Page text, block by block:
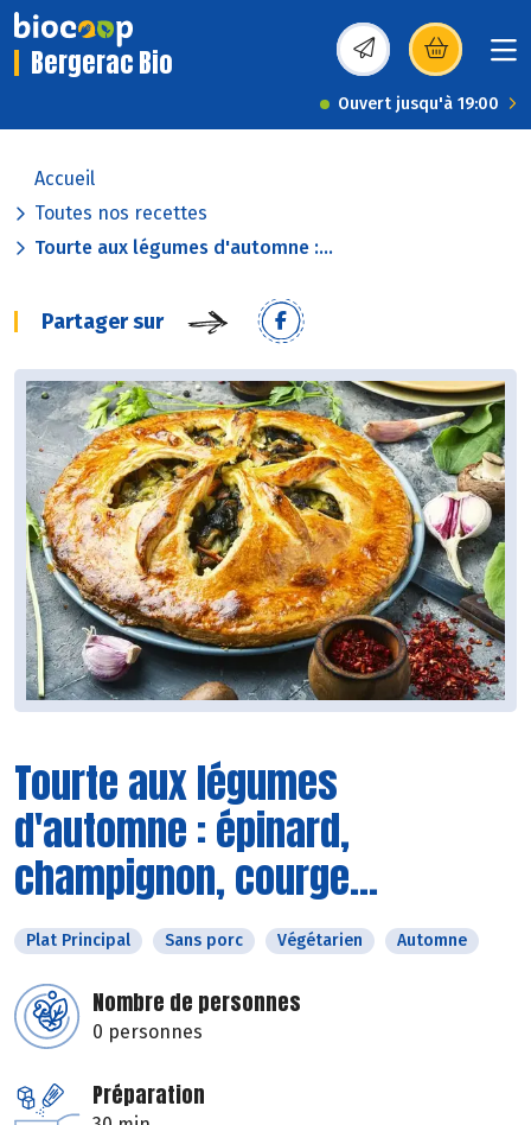
Bergerac Bio (s’ouvre dans une
Ouvert jusqu'à 19:00
Accueil
Toutes nos recettes
Tourte aux légumes d'automne :...
Partager sur
Tourte aux légumes
d'automne : épinard,
champignon, courge...
Plat Principal Sans porc Végétarien Automne
Nombre de personnes
0 personnes
Préparation